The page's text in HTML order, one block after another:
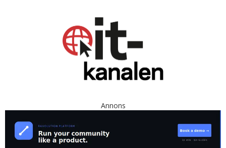
Annons